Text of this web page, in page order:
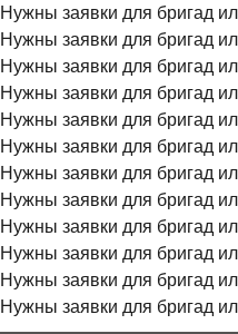
Нужны заявки для бригад
Нужны заявки для бригад
Нужны заявки для бригад
Нужны заявки для бригад
Нужны заявки для бригад
Нужны заявки для бригад
Нужны заявки для бригад
Нужны заявки для бригад
Нужны заявки для бригад
Нужны заявки для бригад
Нужны заявки для бригад
Нужны заявки для бригад